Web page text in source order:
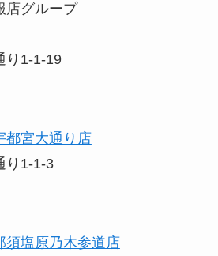
店グループ
り1-1-19
宮大通り店
り1-1-3
塩原乃木参道店